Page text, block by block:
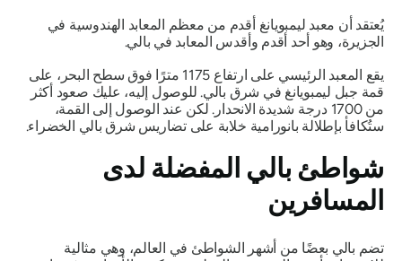
يُعتقد أن معبد ليمبويانغ أقدم من معظم المعابد الهندوسية في
الجزيرة، وهو أحد أقدم وأقدس المعابد في بالي.
يقع المعبد الرئيسي على ارتفاع 1175 مترًا فوق سطح البحر، على
قمة جبل ليمبويانغ في شرق بالي. للوصول إليه، عليك صعود أكثر
من 1700 درجة شديدة الانحدار. لكن عند الوصول إلى القمة،
ستُكافأ بإطلالة بانورامية خلابة على تضاريس شرق بالي الخضراء.
شواطئ بالي المفضلة لدى
المسافرين
تضم بالي بعضًا من أشهر الشواطئ في العالم، وهي مثالية